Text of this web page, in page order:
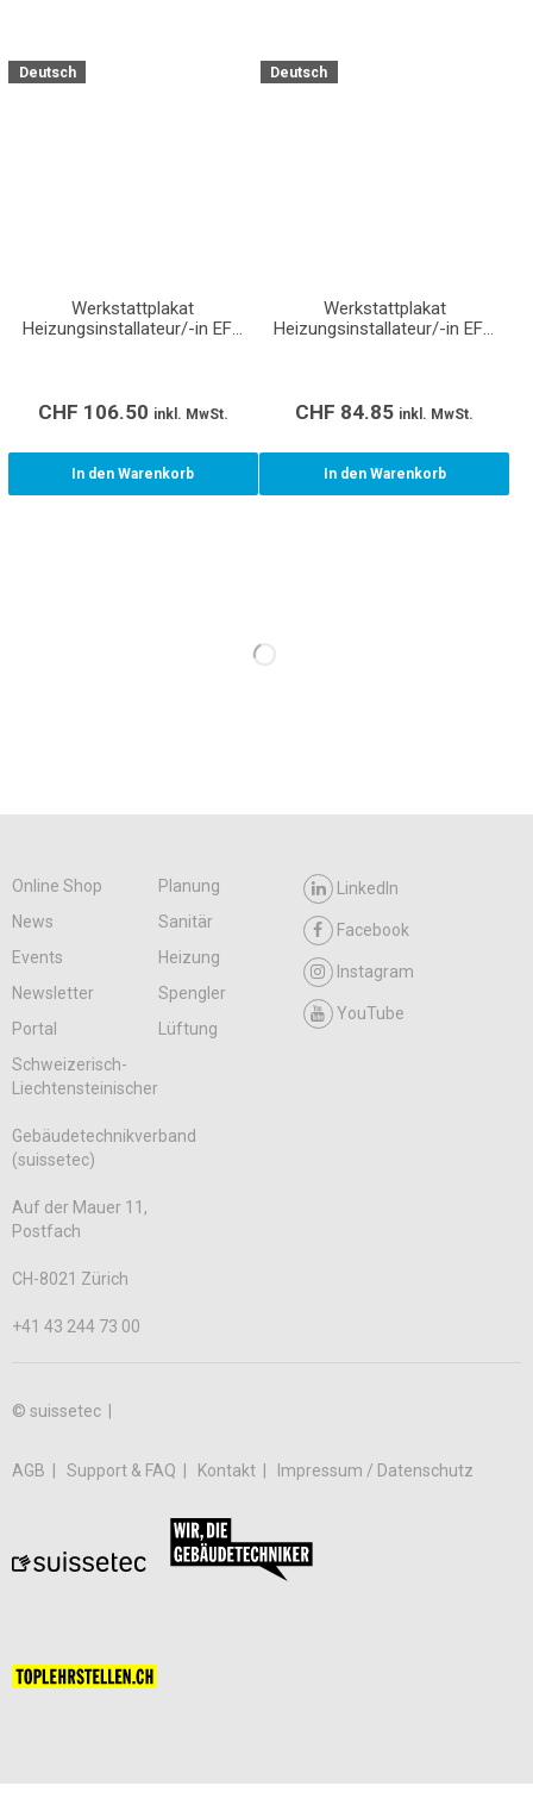
Deutsch
Werkstattplakat
Heizungsinstallateur/-in EFZ
CHF 106.50 inkl. MwSt.
In den Warenkorb
Deutsch
Werkstattplakat
Heizungsinstallateur/-in EFZ
CHF 84.85 inkl. MwSt.
In den Warenkorb
Online Shop
Planung
News
Sanitär
Events
Heizung
Newsletter
Spengler
Portal
Lüftung
LinkedIn
Facebook
Instagram
YouTube
Schweizerisch-
Liechtensteinischer
Gebäudetechnikverband
(suissetec)
Auf der Mauer 11,
Postfach
CH-8021 Zürich
+41 43 244 73 00
© suissetec |
AGB Support & FAQ Kontakt Impressum / Datenschutz